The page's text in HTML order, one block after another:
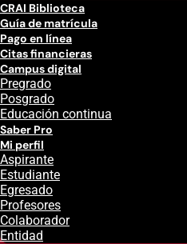
CRAI Biblioteca
Guía de matrícula
Pago en línea
Citas financieras
Campus digital
Pregrado
Posgrado
Educación continua
Saber Pro
Mi perfil
Aspirante
Estudiante
Egresado
Profesores
Colaborador
Entidad